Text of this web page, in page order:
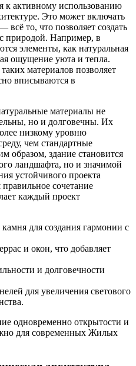
к активному использованию
Это может включать
всё то, что позволяет создать
природой. Например, в
элементы, как натуральная
ощущение уюта и тепла.
материалов позволяет
вписываются в
материалы не
но и долговечны. Их
низкому уровню
чем стандартные
образом, здание становится
ландшафта, но и значимой
устойчивого проекта
сочетание
каждый проект
для создания гармонии с
и окон, что добавляет
и долговечности
для увеличения светового
одновременно открытости и
для современных Жилых